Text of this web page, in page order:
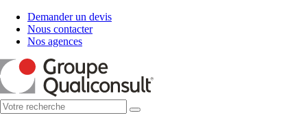
Demander un devis
Nous contacter
Nos agences